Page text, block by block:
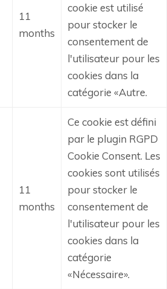
11
months
cookie est utilisé
pour stocker le
consentement de
l'utilisateur pour les
cookies dans la
catégorie «Autre.
11
months
Ce cookie est défini
par le plugin RGPD
Cookie Consent. Les
cookies sont utilisés
pour stocker le
consentement de
l'utilisateur pour les
cookies dans la
catégorie
«Nécessaire».